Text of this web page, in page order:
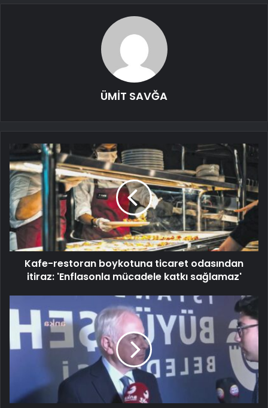
ÜMİT SAVĞA
Kafe-restoran boykotuna ticaret odasından
itiraz: 'Enflasonla mücadele katkı sağlamaz'